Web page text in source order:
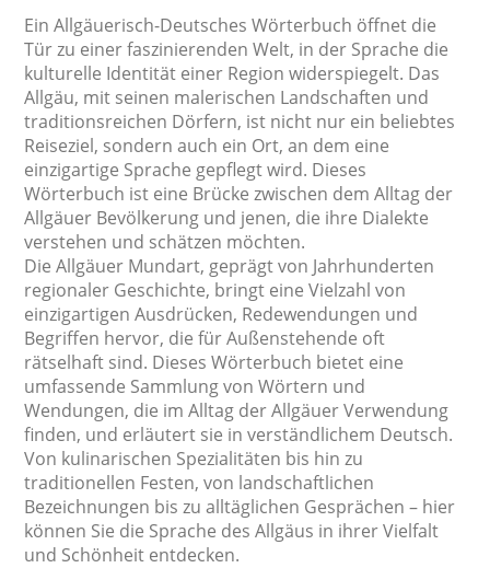
Ein Allgäuerisch-Deutsches Wörterbuch öffnet die
Tür zu einer faszinierenden Welt, in der Sprache die
kulturelle Identität einer Region widerspiegelt. Das
Allgäu, mit seinen malerischen Landschaften und
traditionsreichen Dörfern, ist nicht nur ein beliebtes
Reiseziel, sondern auch ein Ort, an dem eine
einzigartige Sprache gepflegt wird. Dieses
Wörterbuch ist eine Brücke zwischen dem Alltag der
Allgäuer Bevölkerung und jenen, die ihre Dialekte
verstehen und schätzen möchten.
Die Allgäuer Mundart, geprägt von Jahrhunderten
regionaler Geschichte, bringt eine Vielzahl von
einzigartigen Ausdrücken, Redewendungen und
Begriffen hervor, die für Außenstehende oft
rätselhaft sind. Dieses Wörterbuch bietet eine
umfassende Sammlung von Wörtern und
Wendungen, die im Alltag der Allgäuer Verwendung
finden, und erläutert sie in verständlichem Deutsch.
Von kulinarischen Spezialitäten bis hin zu
traditionellen Festen, von landschaftlichen
Bezeichnungen bis zu alltäglichen Gesprächen – hier
können Sie die Sprache des Allgäus in ihrer Vielfalt
und Schönheit entdecken.